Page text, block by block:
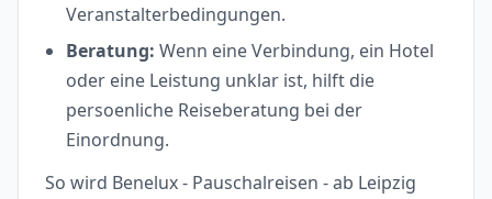
Veranstalterbedingungen.
Beratung: Wenn eine Verbindung, ein Hotel
oder eine Leistung unklar ist, hilft die
persoenliche Reiseberatung bei der
Einordnung.
So wird Benelux - Pauschalreisen - ab Leipzig